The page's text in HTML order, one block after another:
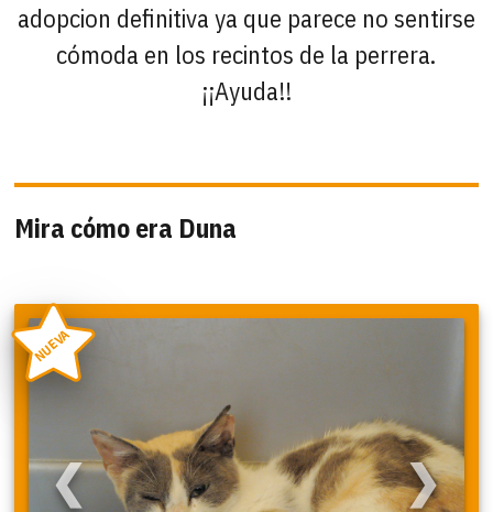
adopcion definitiva ya que parece no sentirse
cómoda en los recintos de la perrera.
¡¡Ayuda!!
Mira cómo era Duna
❮ ❯
NUEVA